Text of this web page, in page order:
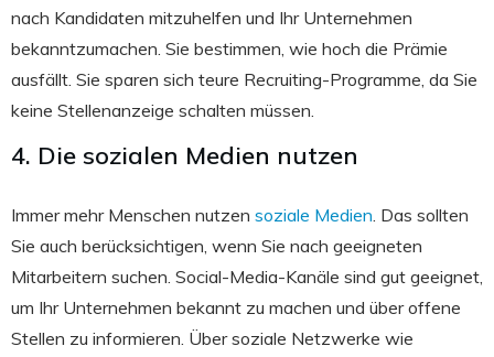
nach Kandidaten mitzuhelfen und Ihr Unternehmen
bekanntzumachen. Sie bestimmen, wie hoch die Prämie
ausfällt. Sie sparen sich teure Recruiting-Programme, da Sie
keine Stellenanzeige schalten müssen.
4. Die sozialen Medien nutzen
Immer mehr Menschen nutzen soziale Medien. Das sollten
Sie auch berücksichtigen, wenn Sie nach geeigneten
Mitarbeitern suchen. Social-Media-Kanäle sind gut geeignet,
um Ihr Unternehmen bekannt zu machen und über offene
Stellen zu informieren. Über soziale Netzwerke wie